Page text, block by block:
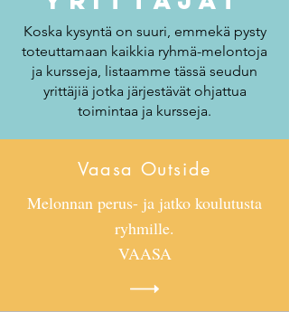
Koska kysyntä on suuri, emmekä pysty
toteuttamaan kaikkia ryhmä-melontoja
ja kursseja, listaamme tässä seudun
yrittäjiä jotka järjestävät ohjattua
toimintaa ja kursseja.
Vaasa Outside
Melonnan perus- ja jatko koulutusta
ryhmille.
VAASA